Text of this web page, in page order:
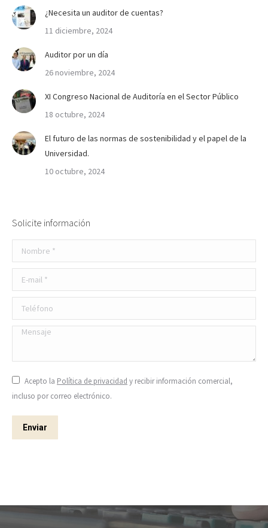
¿Necesita un auditor de cuentas?
11 diciembre, 2024
Auditor por un día
26 noviembre, 2024
XI Congreso Nacional de Auditoría en el Sector Público
18 octubre, 2024
El futuro de las normas de sostenibilidad y el papel de la
Universidad.
10 octubre, 2024
Solicite información
Nombre *
E-mail *
Teléfono
Mensaje
Acepto la Política de privacidad y recibir información comercial,
incluso por correo electrónico.
Enviar